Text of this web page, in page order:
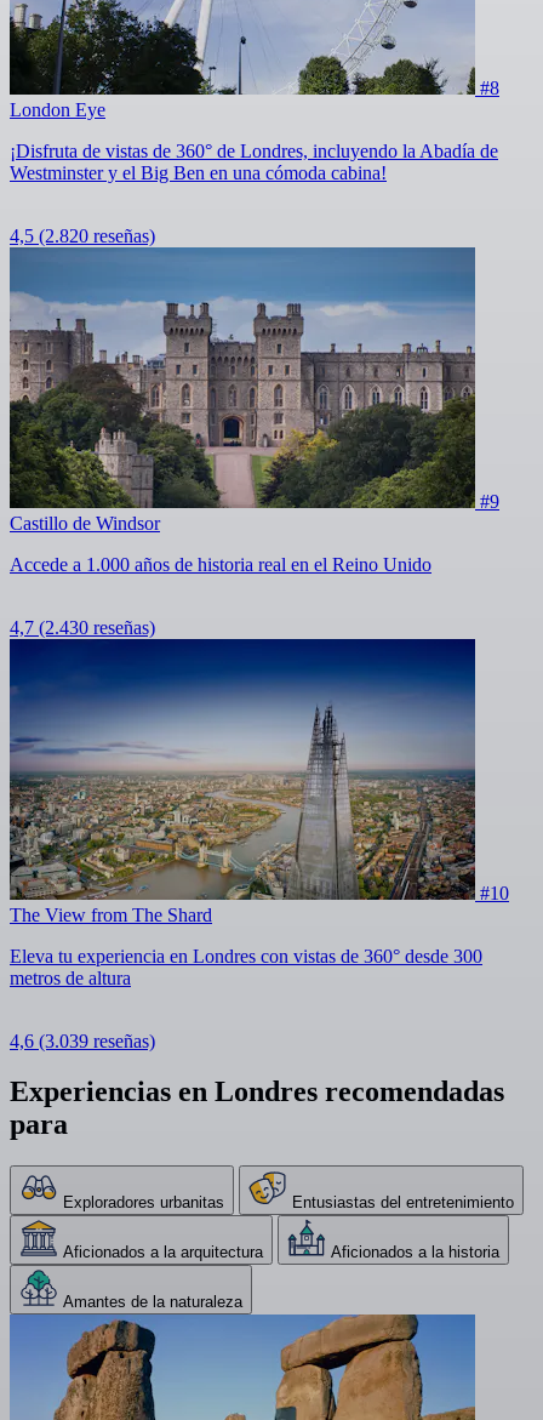
#8
London Eye
¡Disfruta de vistas de 360° de Londres, incluyendo la Abadía de
Westminster y el Big Ben en una cómoda cabina!
4,5 (2.820 reseñas)
#9
Castillo de Windsor
Accede a 1.000 años de historia real en el Reino Unido
4,7 (2.430 reseñas)
#10
The View from The Shard
Eleva tu experiencia en Londres con vistas de 360° desde 300
metros de altura
4,6 (3.039 reseñas)
Experiencias en Londres recomendadas
para
Exploradores urbanitas Entusiastas del entretenimiento
Aficionados a la arquitectura Aficionados a la historia
Amantes de la naturaleza